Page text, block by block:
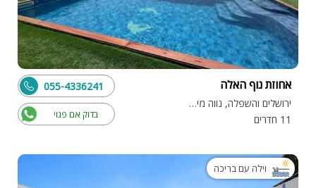
אחוזת נוף האלה
ירושלים והשפלה, נווה מיכאל
11 חדרים
בדוק אם פנוי
055-4336241
וילה עם בריכה